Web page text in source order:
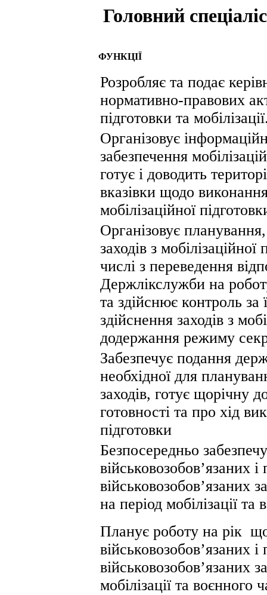
Головний
ФУНКЦІЇ
Розробляє та подає
нормативно-правових
підготовки та
Організовує
забезпечення
готує і доводить
вказівки щодо
мобілізаційної
Організовує
заходів з
числі з переведення
Держлікслужби на
та здійснює контроль
здійснення заходів з
додержання режиму
Забезпечує подання
необхідної для
заходів, готує щорічну
готовності та про хід
підготовки
Безпосередньо
військовозобов’язаних
військовозобов’язаних
на період мобілізації та
Планує роботу на рік
військовозобов’язаних
військовозобов’язаних
мобілізації та воєнного